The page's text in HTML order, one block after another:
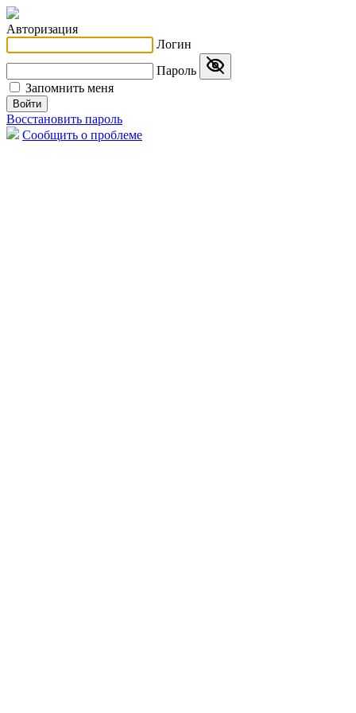
Авторизация
Логин
Пароль
Запомнить меня
Войти
Восстановить пароль
Сообщить о проблеме